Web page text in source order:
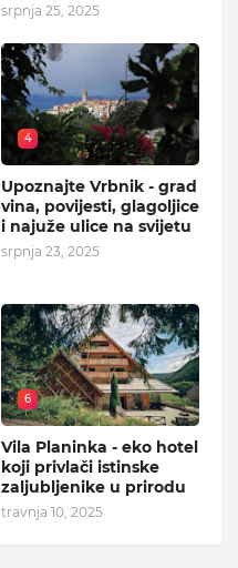
srpnja 25, 2025
4
Upoznajte Vrbnik - grad
vina, povijesti, glagoljice
i najuže ulice na svijetu
srpnja 23, 2025
6
Vila Planinka - eko hotel
koji privlači istinske
zaljubljenike u prirodu
travnja 10, 2025